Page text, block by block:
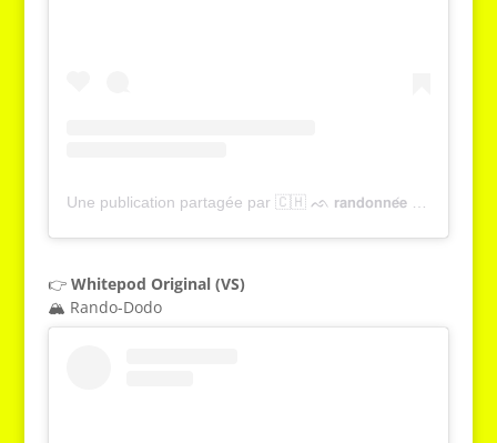
Une publication partagée par 🇨🇭 ᨒ 𝗿𝗮𝗻𝗱𝗼𝗻𝗻𝗲́𝗲 , 𝗻𝗮𝘁𝘂𝗿𝗲 & 𝗼𝘂𝘁𝗱𝗼𝗼𝗿 | 𝗬𝗮𝗻𝗻𝗶𝗰𝗸 𝗚𝗿𝗶𝗲𝘀𝘀𝗲𝗿 (@tcheucestbeau)
👉 Whitepod Original (VS)
🏔️ Rando-Dodo